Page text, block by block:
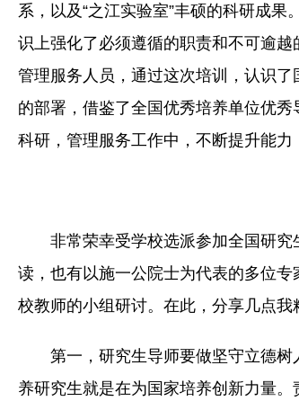
系，以及“之江实验室”丰硕的科研成
识上强化了必须遵循的职责和不可逾
管理服务人员，通过这次培训，认识
的部署，借鉴了全国优秀培养单位优
科研，管理服务工作中，不断提升能力
非常荣幸受学校选派参加全国研
读，也有以施一公院士为代表的多位
校教师的小组研讨。在此，分享几点我
第一，研究生导师要做坚守立德
养研究生就是在为国家培养创新力量